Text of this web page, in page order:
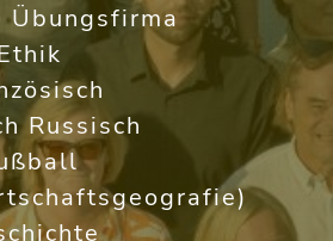
Übungsfirma
Russisch